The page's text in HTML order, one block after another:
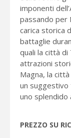
imponenti
passando per
carica storica
battaglie
quali la città di
attrazioni
Magna, la
un suggestivo
uno
PREZZO SU